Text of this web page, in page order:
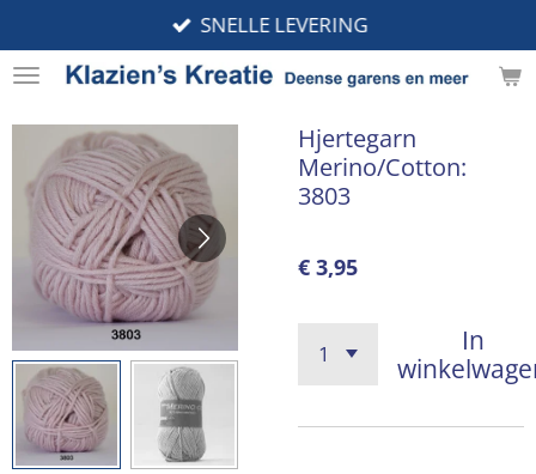
direct
naar
hoofdinhoud
SNELLE LEVERING
Hjertegarn
Merino/Cotton:
3803
€ 3,95
In